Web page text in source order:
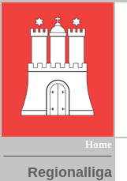
Home
Regionalliga